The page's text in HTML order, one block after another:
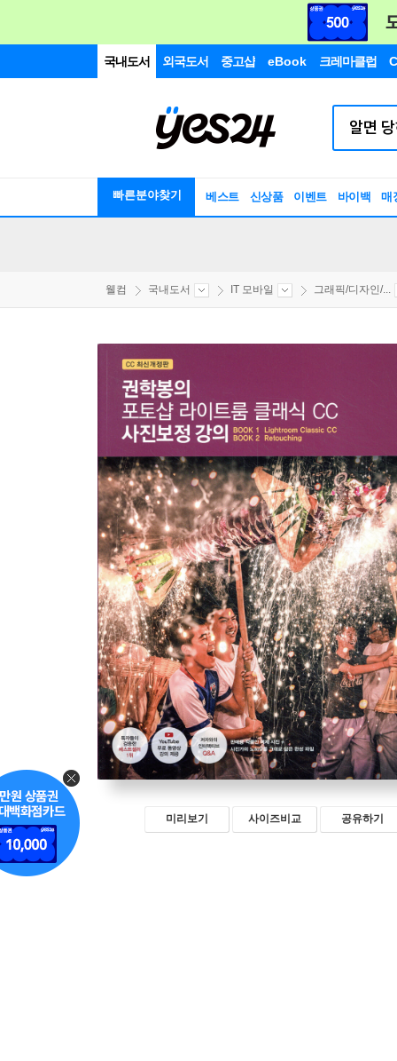
국내도서 외국도서 중고샵 eBook 크레마클럽
빠른분야찾기 베스트 신상품 이벤트 바이백 매
웰컴 국내도서 IT 모바일 그래픽/디자인/...
미리보기 사이즈비교 공유하기